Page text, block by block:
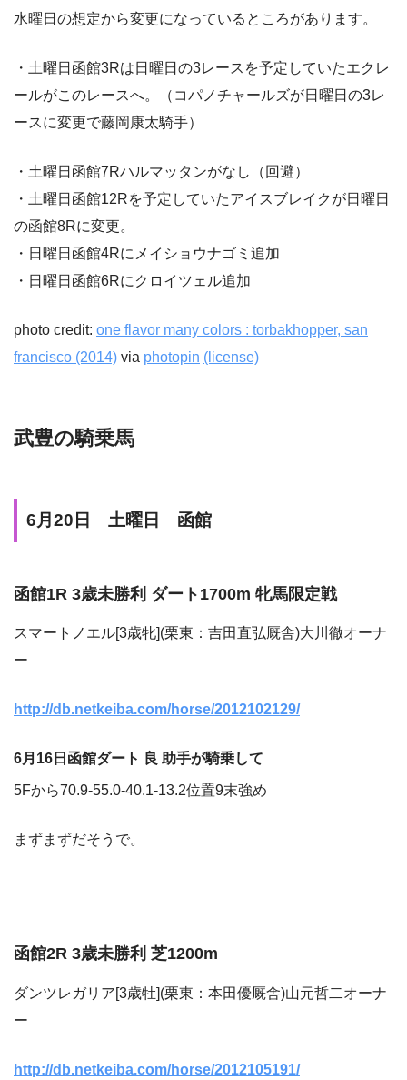
水曜日の想定から変更になっているところがあります。
・土曜日函館3Rは日曜日の3レースを予定していたエクレ
ールがこのレースへ。（コパノチャールズが日曜日の3レ
ースに変更で藤岡康太騎手）
・土曜日函館7Rハルマッタンがなし（回避）
・土曜日函館12Rを予定していたアイスブレイクが日曜日
の函館8Rに変更。
・日曜日函館4Rにメイショウナゴミ追加
・日曜日函館6Rにクロイツェル追加
photo credit: one flavor many colors : torbakhopper, san
francisco (2014) via photopin (license)
武豊の騎乗馬
6月20日 土曜日 函館
函館1R 3歳未勝利 ダート1700m 牝馬限定戦
スマートノエル[3歳牝](栗東：吉田直弘厩舎)大川徹オーナ
ー
http://db.netkeiba.com/horse/2012102129/
6月16日函館ダート 良 助手が騎乗して
5Fから70.9-55.0-40.1-13.2位置9末強め
まずまずだそうで。
函館2R 3歳未勝利 芝1200m
ダンツレガリア[3歳牡](栗東：本田優厩舎)山元哲二オーナ
ー
http://db.netkeiba.com/horse/2012105191/